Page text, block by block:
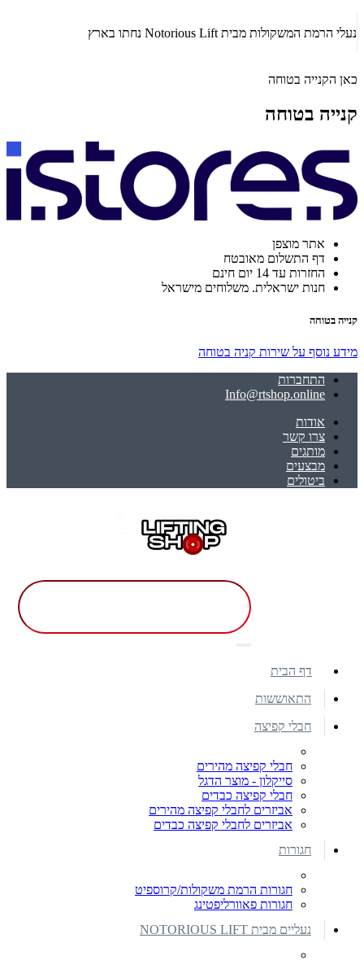
נעלי הרמת המשקולות מבית Notorious Lift נחתו בארץ
כאן הקנייה בטוחה
קנייה בטוחה
אתר מוצפן
דף התשלום מאובטח
החזרות עד 14 יום חינם
חנות ישראלית. משלוחים מישראל
קנייה בטוחה
מידע נוסף על שירות קניה בטוחה
התחברות
Info@rtshop.online
אודות
צרו קשר
מותגים
מבצעים
ביטולים
דף הבית
התאוששות
חבלי קפיצה
חבלי קפיצה מהירים
סייקלון - מוצר הדגל
חבלי קפיצה כבדים
אביזרים לחבלי קפיצה מהירים
אביזרים לחבלי קפיצה כבדים
חגורות
חגורות הרמת משקולות/קרוספיט
חגורות פאוורליפטינג
נעליים מבית NOTORIOUS LIFT